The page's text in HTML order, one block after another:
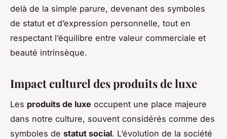
delà de la simple parure, devenant des symboles
de statut et d’expression personnelle, tout en
respectant l’équilibre entre valeur commerciale et
beauté intrinsèque.
Impact culturel des produits de luxe
Les produits de luxe occupent une place majeure
dans notre culture, souvent considérés comme des
symboles de statut social. L’évolution de la société